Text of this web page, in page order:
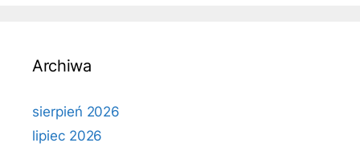
Archiwa
sierpień 2026
lipiec 2026